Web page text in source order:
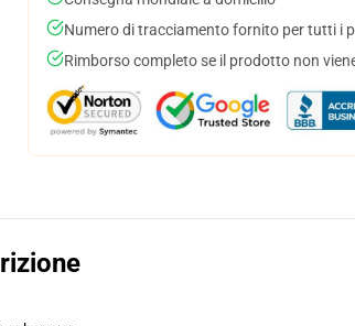
Numero di tracciamento fornito per tutti i
Rimborso completo se il prodotto non